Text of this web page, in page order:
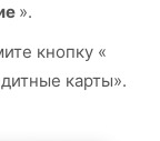
».
кнопку «
карты».